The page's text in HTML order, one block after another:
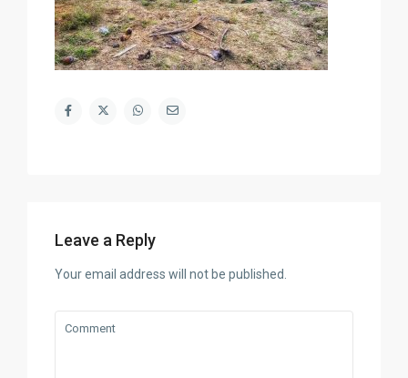
Leave a Reply
Your email address will not be published.